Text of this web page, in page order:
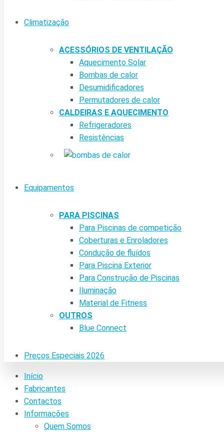
Climatização
ACESSÓRIOS DE VENTILAÇÃO
Aquecimento Solar
Bombas de calor
Desumidificadores
Permutadores de calor
CALDEIRAS E AQUECIMENTO
Refrigeradores
Resistências
Equipamentos
PARA PISCINAS
Para Piscinas de competição
Coberturas e Enroladores
Condução de fluídos
Para Piscina Exterior
Para Construção de Piscinas
Iluminação
Material de Fitness
OUTROS
Blue Connect
Preços Especiais 2026
Início
Fabricantes
Contactos
Informações
Quem Somos